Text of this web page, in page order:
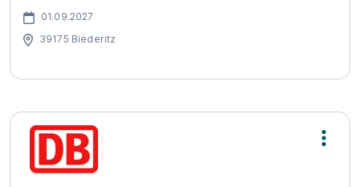
01.09.2027
39175 Biederitz